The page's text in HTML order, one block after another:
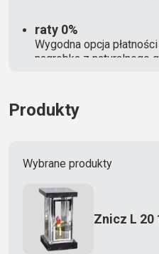
raty 0%
Wygodna opcja
nagrobka z naturalnego
Produkty
Wybrane produkty
Znicz L 20